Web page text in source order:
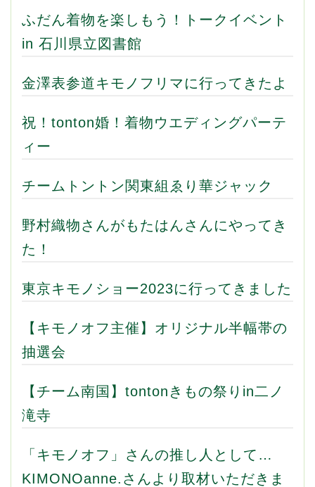
ふだん着物を楽しもう！トークイベント
in 石川県立図書館
金澤表参道キモノフリマに行ってきたよ
祝！tonton婚！着物ウエディングパーテ
ィー
チームトントン関東組ゑり華ジャック
野村織物さんがもたはんさんにやってき
た！
東京キモノショー2023に行ってきました
【キモノオフ主催】オリジナル半幅帯の
抽選会
【チーム南国】tontonきもの祭りin二ノ
滝寺
「キモノオフ」さんの推し人として…
KIMONOanne.さんより取材いただきま